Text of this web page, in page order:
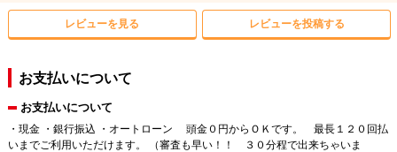
レビューを見る レビューを投稿する
お支払いについて
お支払いについて
・現金 ・銀行振込 ・オートローン 頭金０円からＯＫです。 最長１２０回払
いまでご利用いただけます。 （審査も早い！！ ３０分程で出来ちゃいま